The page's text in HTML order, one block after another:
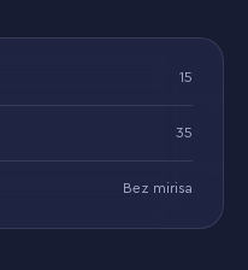
15
35
Bez mirisa